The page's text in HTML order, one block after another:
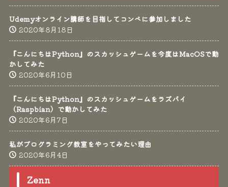
Udemyオンライン講師を目指してコンペに参加しました
2020年8月18日
『こんにちはPython』のスカッシュゲームを今度はMacOSで動
かしてみた
2020年6月10日
『こんにちはPython』のスカッシュゲームをラズパイ
（Raspbian）で動かしてみた
2020年6月7日
私がプログラミング教室をやってみたい理由
2020年6月4日
Zenn